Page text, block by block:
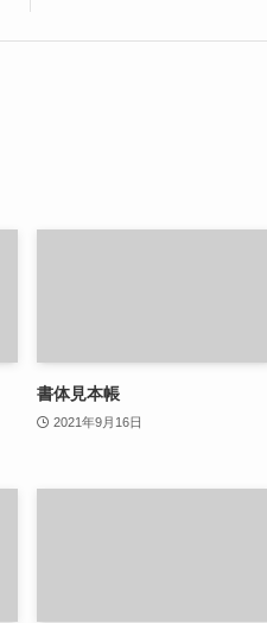
書体見本帳
2021年9月16日